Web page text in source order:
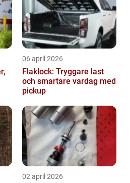
06 april 2026
Flaklock: Tryggare last
och smartare vardag med
pickup
02 april 2026